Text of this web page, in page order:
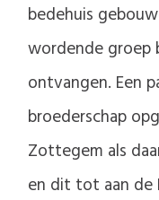
bedehuis
wordende groep
ontvangen. Een
broederschap
Zottegem als
en dit tot aan de